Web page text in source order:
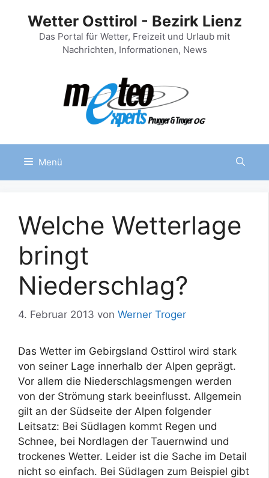
springen
Wetter Osttirol - Bezirk Lienz
Das Portal für Wetter, Freizeit und Urlaub mit
Nachrichten, Informationen, News
Menü
Welche Wetterlage
bringt
Niederschlag?
4. Februar 2013 von Werner Troger
Das Wetter im Gebirgsland Osttirol wird stark
von seiner Lage innerhalb der Alpen geprägt.
Vor allem die Niederschlagsmengen werden
von der Strömung stark beeinflusst. Allgemein
gilt an der Südseite der Alpen folgender
Leitsatz: Bei Südlagen kommt Regen und
Schnee, bei Nordlagen der Tauernwind und
trockenes Wetter. Leider ist die Sache im Detail
nicht so einfach. Bei Südlagen zum Beispiel gibt